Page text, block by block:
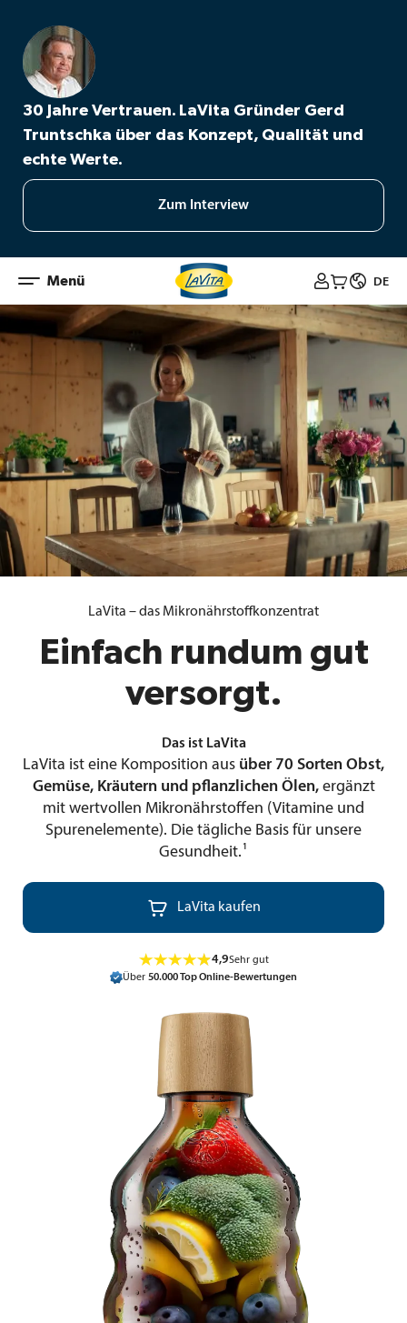
30 Jahre Vertrauen. LaVita Gründer Gerd
Truntschka über das Konzept, Qualität und
echte Werte.
Zum Interview
Inhalt
springen
Menü  DE
LaVita – das Mikronährstoffkonzentrat
Einfach rundum gut
versorgt.
Das ist LaVita
LaVita ist eine Komposition aus über 70 Sorten Obst,
Gemüse, Kräutern und pflanzlichen Ölen,ergänzt
mit wertvollen Mikronährstoffen (Vitamine und
Spurenelemente). Die tägliche Basis für unsere
Gesundheit. 1
 LaVita kaufen
4,9Sehr gut
Über 50.000 Top Online-Bewertungen